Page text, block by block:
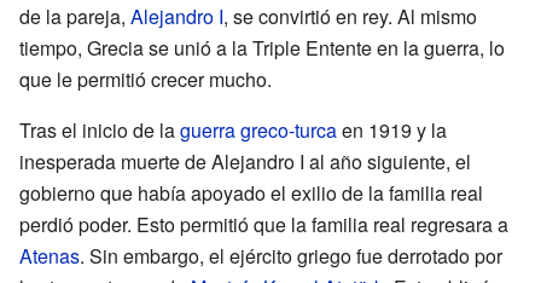
de la pareja, Alejandro I, se convirtió en rey. Al mismo
tiempo, Grecia se unió a la Triple Entente en la guerra, lo
que le permitió crecer mucho.
Tras el inicio de laguerra greco-turcaen 1919 y la
inesperada muerte de Alejandro I al año siguiente, el
gobierno que había apoyado el exilio de la familia real
perdió poder. Esto permitió que la familia real regresara a
Atenas. Sin embargo, el ejército griego fue derrotado por